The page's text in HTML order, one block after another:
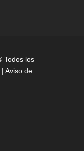
Todos los
| Aviso de